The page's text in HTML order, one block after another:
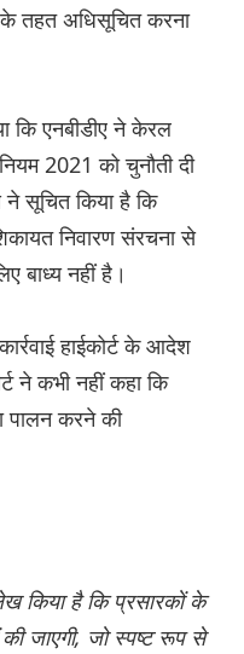
तहत अधिसूचित करना
कि एनबीडीए ने केरल
2021 को चुनौती दी
सूचित किया है कि
निवारण संरचना से
बाध्य नहीं है।
हाईकोर्ट के आदेश
ने कभी नहीं कहा कि
पालन करने की
किया है कि प्रसारकों के
की जाएगी, जो स्पष्ट रूप से